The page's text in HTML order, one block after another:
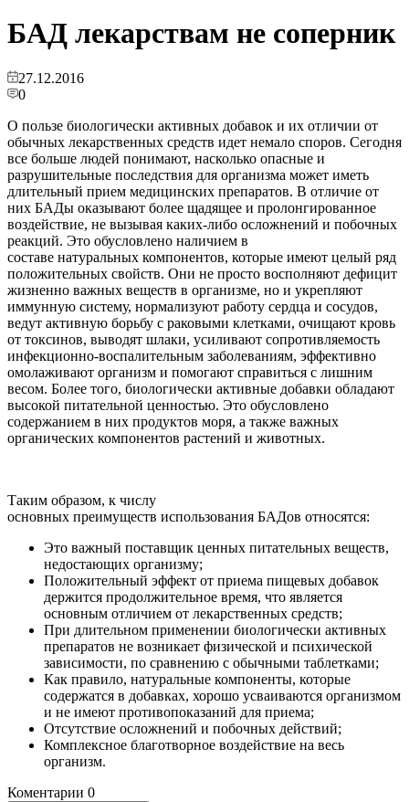
БАД лекарствам не соперник
27.12.2016
0
О пользе биологически активных добавок и их отличии от
обычных лекарственных средств идет немало споров. Сегодня
все больше людей понимают, насколько опасные и
разрушительные последствия для организма может иметь
длительный прием медицинских препаратов. В отличие от
них БАДы оказывают более щадящее и пролонгированное
воздействие, не вызывая каких-либо осложнений и побочных
реакций. Это обусловлено наличием в
составе натуральных компонентов, которые имеют целый ряд
положительных свойств. Они не просто восполняют дефицит
жизненно важных веществ в организме, но и укрепляют
иммунную систему, нормализуют работу сердца и сосудов,
ведут активную борьбу с раковыми клетками, очищают кровь
от токсинов, выводят шлаки, усиливают сопротивляемость
инфекционно-воспалительным заболеваниям, эффективно
омолаживают организм и помогают справиться с лишним
весом. Более того, биологически активные добавки обладают
высокой питательной ценностью. Это обусловлено
содержанием в них продуктов моря, а также важных
органических компонентов растений и животных.
Таким образом, к числу
основных преимуществ использования БАДов относятся:
Это важный поставщик ценных питательных веществ,
недостающих организму;
Положительный эффект от приема пищевых добавок
держится продолжительное время, что является
основным отличием от лекарственных средств;
При длительном применении биологически активных
препаратов не возникает физической и психической
зависимости, по сравнению с обычными таблетками;
Как правило, натуральные компоненты, которые
содержатся в добавках, хорошо усваиваются организмом
и не имеют противопоказаний для приема;
Отсутствие осложнений и побочных действий;
Комплексное благотворное воздействие на весь
организм.
Коментарии 0